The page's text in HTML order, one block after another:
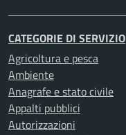
CATEGORIE DI SERVIZIO
Agricoltura e pesca
Ambiente
Anagrafe e stato civile
Appalti pubblici
Autorizzazioni